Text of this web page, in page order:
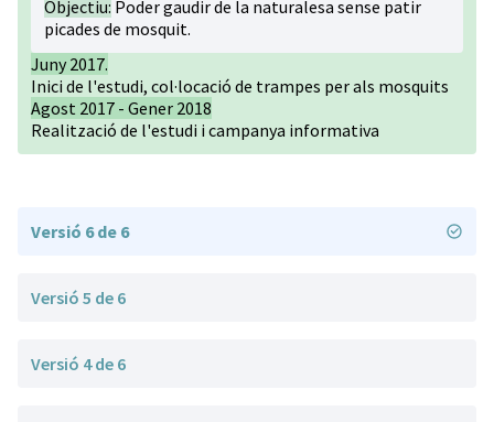
Objectiu: Poder gaudir de la naturalesa sense patir
picades de mosquit.
Juny 2017.
Inici de l'estudi, col·locació de trampes per als mosquits
Agost 2017 - Gener 2018
Realització de l'estudi i campanya informativa
Versió 6 de 6
Versió 5 de 6
Versió 4 de 6